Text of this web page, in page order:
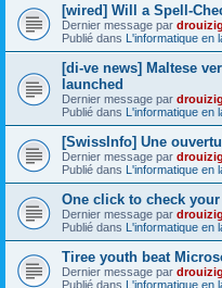
[wired] Will a Spell-
Dernier message par drouizig
Publié dans L'informatique en
[di-ve news] Maltese
launched
Dernier message par drouizig
Publié dans L'informatique en
[SwissInfo] Une
Dernier message par drouizig
Publié dans L'informatique en
One click to check
Dernier message par drouizig
Publié dans L'informatique en
Tiree youth beat
Dernier message par drouizig
Publié dans L'informatique en